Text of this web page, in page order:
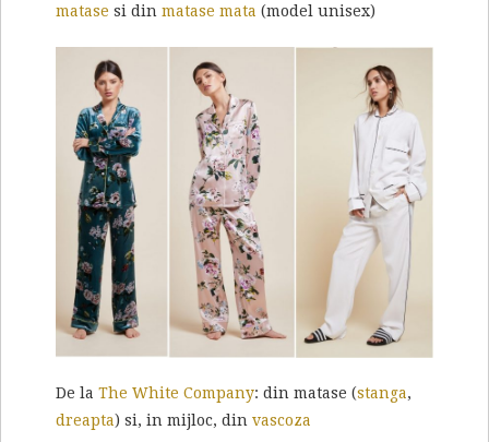
matase si din matase mata (model unisex)
De la The White Company: din matase (stanga,
dreapta) si, in mijloc, din vascoza